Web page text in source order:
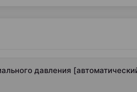
давления